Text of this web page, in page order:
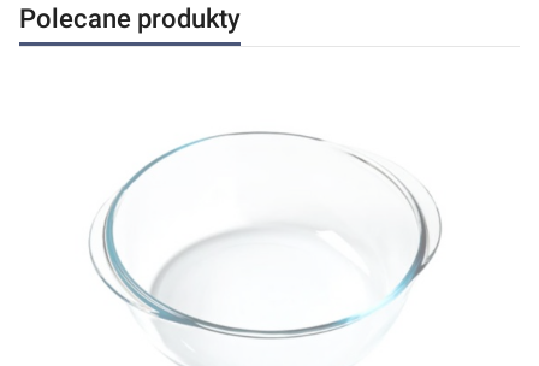
Polecane produkty